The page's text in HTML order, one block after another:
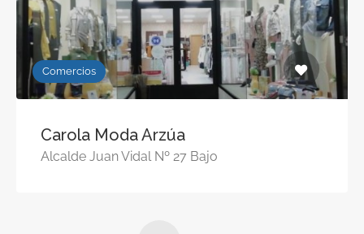
Comercios
Carola Moda Arzúa
Alcalde Juan Vidal Nº 27 Bajo